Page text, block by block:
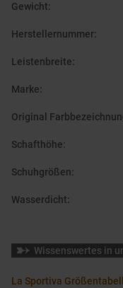
Gewicht:
Herstellernummer:
Leistenbreite:
Marke:
Original
Schafthöhe:
Schuhgrößen:
Wasserdicht:
Wissenswertes in
La Sportiva